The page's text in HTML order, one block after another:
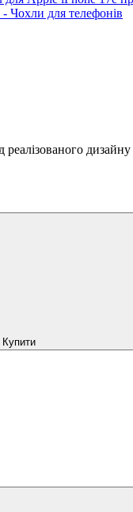
реалізованого дизайну
Купити